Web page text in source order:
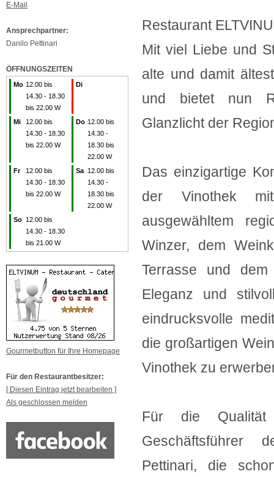
E-Mail
Ansprechpartner:
Danilo Pettinari
ÖFFNUNGSZEITEN
Mo 12.00 bis
14.30 - 18.30
bis 22.00 W
Di
Mi
12.00 bis
14.30 - 18.30
bis 22.00 W
Do 12.00 bis
14.30 -
18.30 bis
22.00 W
Fr
12.00 bis
14.30 - 18.30
bis 22.00 W
Sa 12.00 bis
14.30 -
18.30 bis
22.00 W
So 12.00 bis
14.30 - 18.30
bis 21.00 W
Gourmetbutton für Ihre Homepage
Für den Restaurantbesitzer:
[ Diesen Eintrag jetzt bearbeiten ]
Als geschlossen melden
Restaurant
Mit viel Liebe und
alte und damit
und bietet nun
Glanzlicht der
Das einzigartige
der Vinothek
ausgewähltem
Winzer, dem
Terrasse und dem
Eleganz und
eindrucksvolle
die großartigen
Vinothek zu
Für die
Geschäftsführer
Pettinari, die